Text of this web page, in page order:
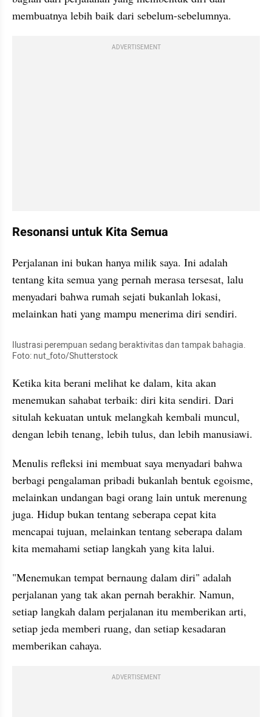
membuatnya lebih baik dari sebelum-sebelumnya.
ADVERTISEMENT
Resonansi untuk Kita Semua
Perjalanan ini bukan hanya milik saya. Ini adalah
tentang kita semua yang pernah merasa tersesat, lalu
menyadari bahwa rumah sejati bukanlah lokasi,
melainkan hati yang mampu menerima diri sendiri.
Ilustrasi perempuan sedang beraktivitas dan tampak bahagia.
Foto: nut_foto/Shutterstock
Ketika kita berani melihat ke dalam, kita akan
menemukan sahabat terbaik: diri kita sendiri. Dari
situlah kekuatan untuk melangkah kembali muncul,
dengan lebih tenang, lebih tulus, dan lebih manusiawi.
Menulis refleksi ini membuat saya menyadari bahwa
berbagi pengalaman pribadi bukanlah bentuk egoisme,
melainkan undangan bagi orang lain untuk merenung
juga. Hidup bukan tentang seberapa cepat kita
mencapai tujuan, melainkan tentang seberapa dalam
kita memahami setiap langkah yang kita lalui.
"Menemukan tempat bernaung dalam diri" adalah
perjalanan yang tak akan pernah berakhir. Namun,
setiap langkah dalam perjalanan itu memberikan arti,
setiap jeda memberi ruang, dan setiap kesadaran
memberikan cahaya.
ADVERTISEMENT